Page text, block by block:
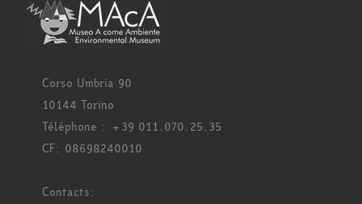
Corso Umbria 90
10144 Torino
Téléphone : +39 011.070.25.35
CF: 08698240010
Contacts: